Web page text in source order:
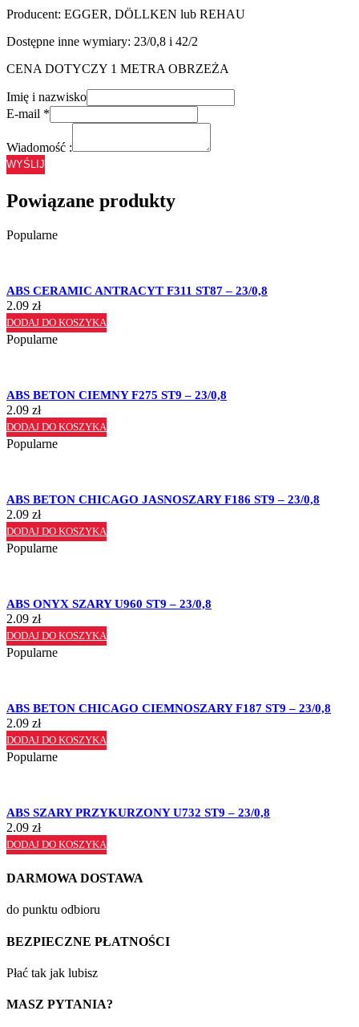
Producent: EGGER, DÖLLKEN lub REHAU
Dostępne inne wymiary: 23/0,8 i 42/2
CENA DOTYCZY 1 METRA OBRZEŻA
Imię i nazwisko
E-mail *
Wiadomość :
WYŚLIJ
Powiązane produkty
Popularne
ABS CERAMIC ANTRACYT F311 ST87 – 23/0,8
2.09 zł
DODAJ DO KOSZYKA
Popularne
ABS BETON CIEMNY F275 ST9 – 23/0,8
2.09 zł
DODAJ DO KOSZYKA
Popularne
ABS BETON CHICAGO JASNOSZARY F186 ST9 – 23/0,8
2.09 zł
DODAJ DO KOSZYKA
Popularne
ABS ONYX SZARY U960 ST9 – 23/0,8
2.09 zł
DODAJ DO KOSZYKA
Popularne
ABS BETON CHICAGO CIEMNOSZARY F187 ST9 – 23/0,8
2.09 zł
DODAJ DO KOSZYKA
Popularne
ABS SZARY PRZYKURZONY U732 ST9 – 23/0,8
2.09 zł
DODAJ DO KOSZYKA
DARMOWA DOSTAWA
do punktu odbioru
BEZPIECZNE PŁATNOŚCI
Płać tak jak lubisz
MASZ PYTANIA?